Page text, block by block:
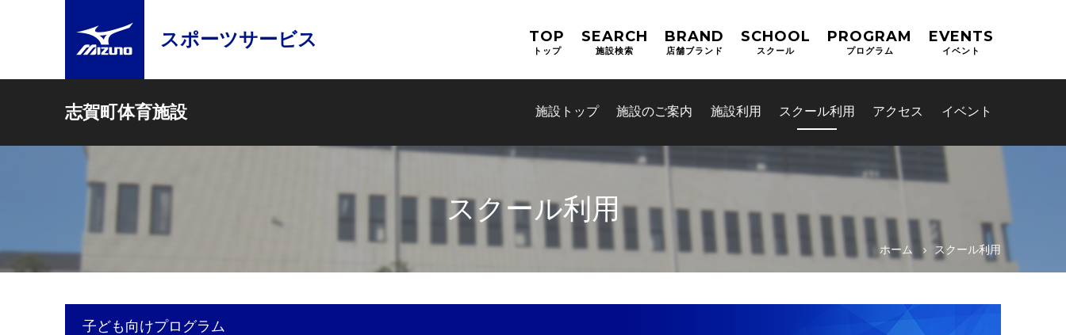
スポーツサービス TOP
トップ
SEARCH
施設検索
BRAND
店舗ブランド
SCHOOL
スクール
PROGRAM
プログラム
EVENTS
イベント
志賀町体育施設 施設トップ 施設のご案内 施設利用 スクール利用 アクセス イベント
スクール利用
ホーム スクール利用
子ども向けプログラム